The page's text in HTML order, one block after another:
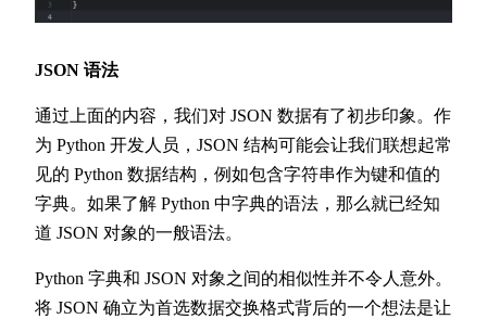
JSON 语法
通过上面的内容，我们对 JSON 数据有了初步印象。作
为 Python 开发人员，JSON 结构可能会让我们联想起常
见的 Python 数据结构，例如包含字符串作为键和值的
字典。如果了解 Python 中字典的语法，那么就已经知
道 JSON 对象的一般语法。
Python 字典和 JSON 对象之间的相似性并不令人意外。
将 JSON 确立为首选数据交换格式背后的一个想法是让